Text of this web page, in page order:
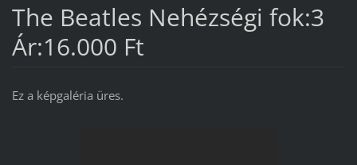
The Beatles Nehézségi fok:3
Ár:16.000 Ft
Ez a képgaléria üres.